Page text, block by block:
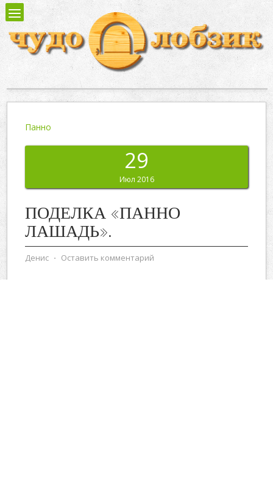
Панно
29
Июл 2016
ПОДЕЛКА «ПАННО
ЛАШАДЬ».
Денис ⋅ Оставить комментарий